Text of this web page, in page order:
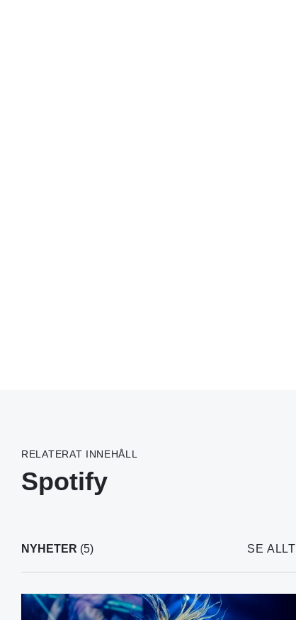
RELATERAT INNEHÅLL
Spotify
NYHETER (5) SE ALLT